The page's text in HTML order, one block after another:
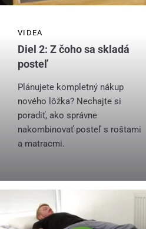
VIDEA
Diel 2: Z čoho sa skladá
posteľ
Plánujete kompletný nákup
nového lôžka? Nechajte si
poradiť, ako správne
nakombinovať posteľ s roštami
a matracmi.